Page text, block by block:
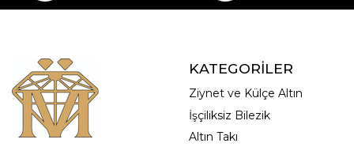
KATEGORİLER
Ziynet ve Külçe Altın
İşçiliksiz Bilezik
Altın Takı